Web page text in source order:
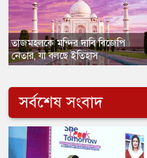
তাজমহলকে মন্দির দাবি বিজেপি
নেতার, যা বলছে ইতিহাস
সর্বশেষ সংবাদ